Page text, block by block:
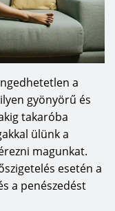
a
gyönyörű és
takaróba
ülünk a
magunkat.
esetén a
a penészedést